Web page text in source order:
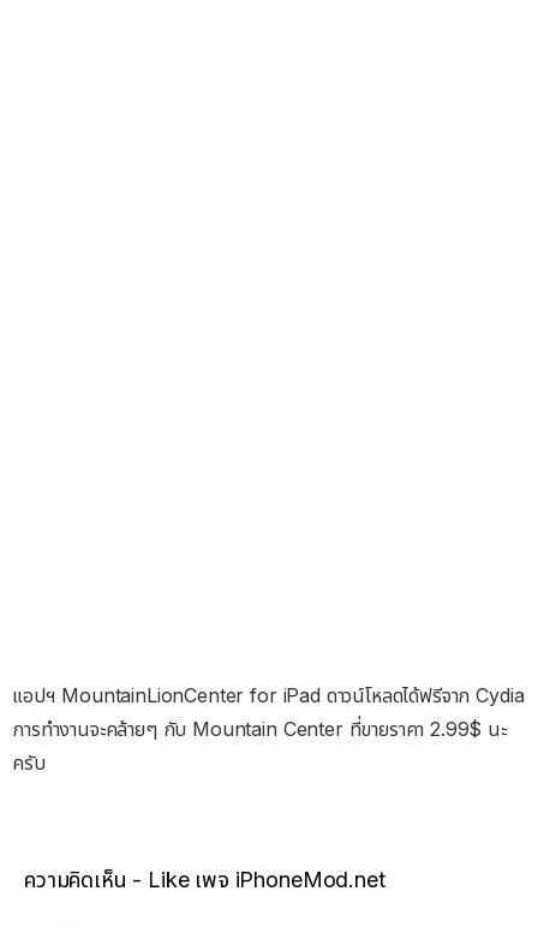
แอปฯ MountainLionCenter for iPad ดาวน์โหลดได้ฟรีจาก Cydia
การทำงานจะคล้ายๆ กับ Mountain Center ที่ขายราคา 2.99$ นะ
ครับ
ความคิดเห็น - Like เพจ iPhoneMod.net